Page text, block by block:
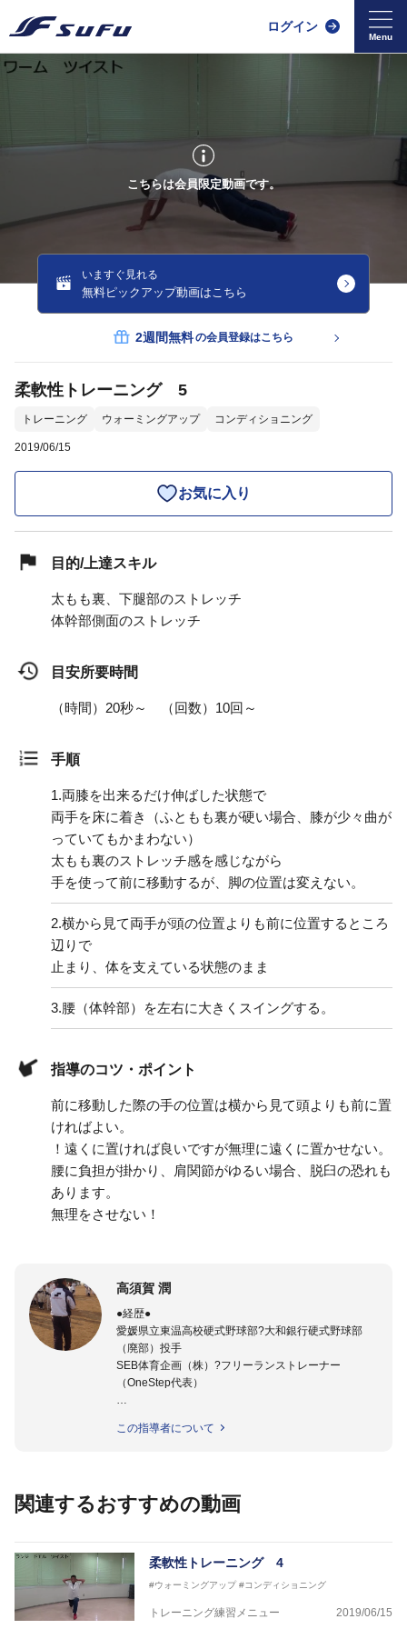
ログイン
こちらは会員限定動画です。
いますぐ見れる
無料ピックアップ動画はこちら
2週間無料の会員登録はこちら
柔軟性トレーニング 5
トレーニング ウォーミングアップ コンディショニング
2019/06/15
お気に入り
目的/上達スキル
太もも裏、下腿部のストレッチ
体幹部側面のストレッチ
目安所要時間
（時間）20秒～ （回数）10回～
手順
1.両膝を出来るだけ伸ばした状態で
両手を床に着き（ふともも裏が硬い場合、膝が少々曲が
っていてもかまわない）
太もも裏のストレッチ感を感じながら
手を使って前に移動するが、脚の位置は変えない。
2.横から見て両手が頭の位置よりも前に位置するところ
辺りで
止まり、体を支えている状態のまま
3.腰（体幹部）を左右に大きくスイングする。
指導のコツ・ポイント
前に移動した際の手の位置は横から見て頭よりも前に置
ければよい。
！遠くに置ければ良いですが無理に遠くに置かせない。
腰に負担が掛かり、肩関節がゆるい場合、脱臼の恐れも
あります。
無理をさせない！
高須賀 潤
●経歴●
愛媛県立東温高校硬式野球部?大和銀行硬式野球部
（廃部）投手
SEB体育企画（株）?フリーランストレーナー
（OneStep代表）
今治西高校野球部
川之江高校野球部
済美平成中等教育学校野球部
丹原高校野球部
東温高校野球部
松山西中等教育学校野球部
南宇和高校野球部
この指導者について
関連するおすすめの動画
柔軟性トレーニング 4
#ウォーミングアップ #コンディショニング
トレーニング練習メニュー 2019/06/15